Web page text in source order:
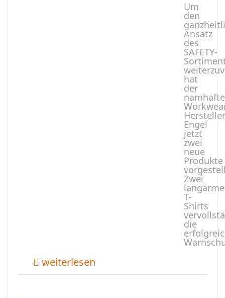
Um
den
Ansatz
des
SAFETY-
hat
der
namhafte
Hersteller
Engel
jetzt
zwei
neue
Produkte
Zwei
T-
Shirts
die
weiterlesen